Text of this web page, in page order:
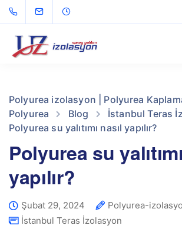
Polyurea izolasyon | Polyurea
Polyurea
Blog
İstanbul Teras
Polyurea su yalıtımı nasıl yapılır?
Polyurea su
yapılır?
Şubat 29, 2024
Polyurea-
İstanbul Teras İzolasyon